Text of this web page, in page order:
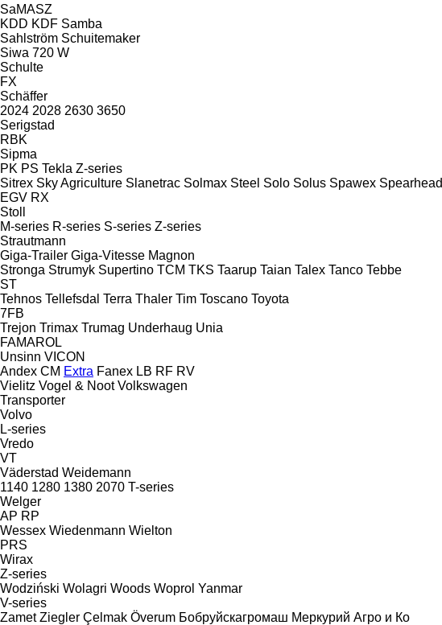
SaMASZ
KDD KDF Samba
Sahlström Schuitemaker
Siwa 720 W
Schulte
FX
Schäffer
2024 2028 2630 3650
Serigstad
RBK
Sipma
PK PS Tekla Z-series
Sitrex Sky Agriculture Slanetrac Solmax Steel Solo Solus Spawex Spearhead
EGV RX
Stoll
M-series R-series S-series Z-series
Strautmann
Giga-Trailer Giga-Vitesse Magnon
Stronga Strumyk Supertino TCM TKS Taarup Taian Talex Tanco Tebbe
ST
Tehnos Tellefsdal Terra Thaler Tim Toscano Toyota
7FB
Trejon Trimax Trumag Underhaug Unia
FAMAROL
Unsinn VICON
Andex CM Extra Fanex LB RF RV
Vielitz Vogel & Noot Volkswagen
Transporter
Volvo
L-series
Vredo
VT
Väderstad Weidemann
1140 1280 1380 2070 T-series
Welger
AP RP
Wessex Wiedenmann Wielton
PRS
Wirax
Z-series
Wodziński Wolagri Woods Woprol Yanmar
V-series
Zamet Ziegler Çelmak Överum Бобруйскагромаш Меркурий Агро и Ко